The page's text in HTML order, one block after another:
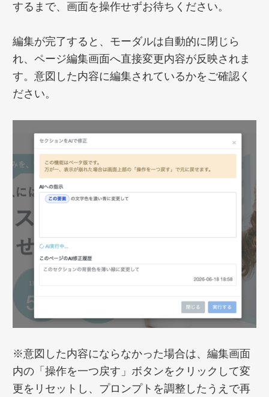
するまで、画面を操作せずお待ちください。
編集が完了すると、モーダルは自動的に閉じら
れ、ページ編集画面へ直接変更内容が反映されま
す。意図した内容に編集されているかをご確認く
ださい。
※意図した内容にならなかった場合は、編集画面
内の「操作を一つ戻す」ボタンをクリックして変
更をリセットし、プロンプトを調整したうえで再